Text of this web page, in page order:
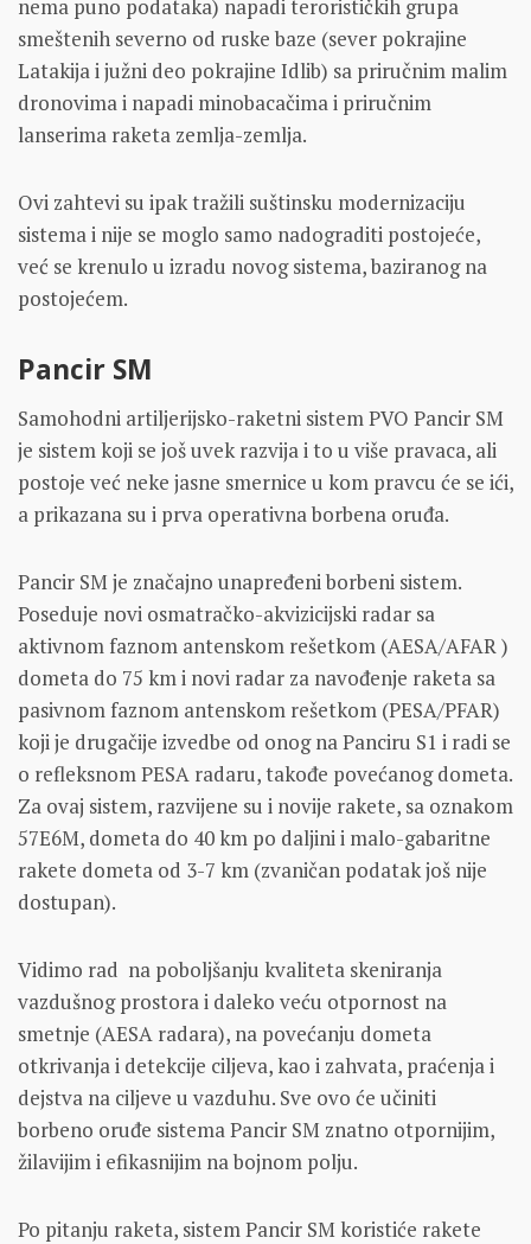
nema puno podataka) napadi terorističkih grupa
smeštenih severno od ruske baze (sever pokrajine
Latakija i južni deo pokrajine Idlib) sa priručnim malim
dronovima i napadi minobacačima i priručnim
lanserima raketa zemlja-zemlja.
Ovi zahtevi su ipak tražili suštinsku modernizaciju
sistema i nije se moglo samo nadograditi postojeće,
već se krenulo u izradu novog sistema, baziranog na
postojećem.
Pancir SM
Samohodni artiljerijsko-raketni sistem PVO Pancir SM
je sistem koji se još uvek razvija i to u više pravaca, ali
postoje već neke jasne smernice u kom pravcu će se ići,
a prikazana su i prva operativna borbena oruđa.
Pancir SM je značajno unapređeni borbeni sistem.
Poseduje novi osmatračko-akvizicijski radar sa
aktivnom faznom antenskom rešetkom (AESA/AFAR )
dometa do 75 km i novi radar za navođenje raketa sa
pasivnom faznom antenskom rešetkom (PESA/PFAR)
koji je drugačije izvedbe od onog na Panciru S1 i radi se
o refleksnom PESA radaru, takođe povećanog dometa.
Za ovaj sistem, razvijene su i novije rakete, sa oznakom
57E6M, dometa do 40 km po daljini i malo-gabaritne
rakete dometa od 3-7 km (zvaničan podatak još nije
dostupan).
Vidimo rad na poboljšanju kvaliteta skeniranja
vazdušnog prostora i daleko veću otpornost na
smetnje (AESA radara), na povećanju dometa
otkrivanja i detekcije ciljeva, kao i zahvata, praćenja i
dejstva na ciljeve u vazduhu. Sve ovo će učiniti
borbeno oruđe sistema Pancir SM znatno otpornijim,
žilavijim i efikasnijim na bojnom polju.
Po pitanju raketa, sistem Pancir SM koristiće rakete